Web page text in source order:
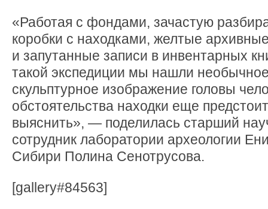
«Работая с фондами, зачастую
коробки с находками, желтые
и запутанные записи в инвентарных
такой экспедиции мы нашли
скульптурное изображение головы
обстоятельства находки еще предстоит
выяснить», — поделилась старший
сотрудник лаборатории археологии
Сибири Полина Сенотрусова.
[gallery#84563]